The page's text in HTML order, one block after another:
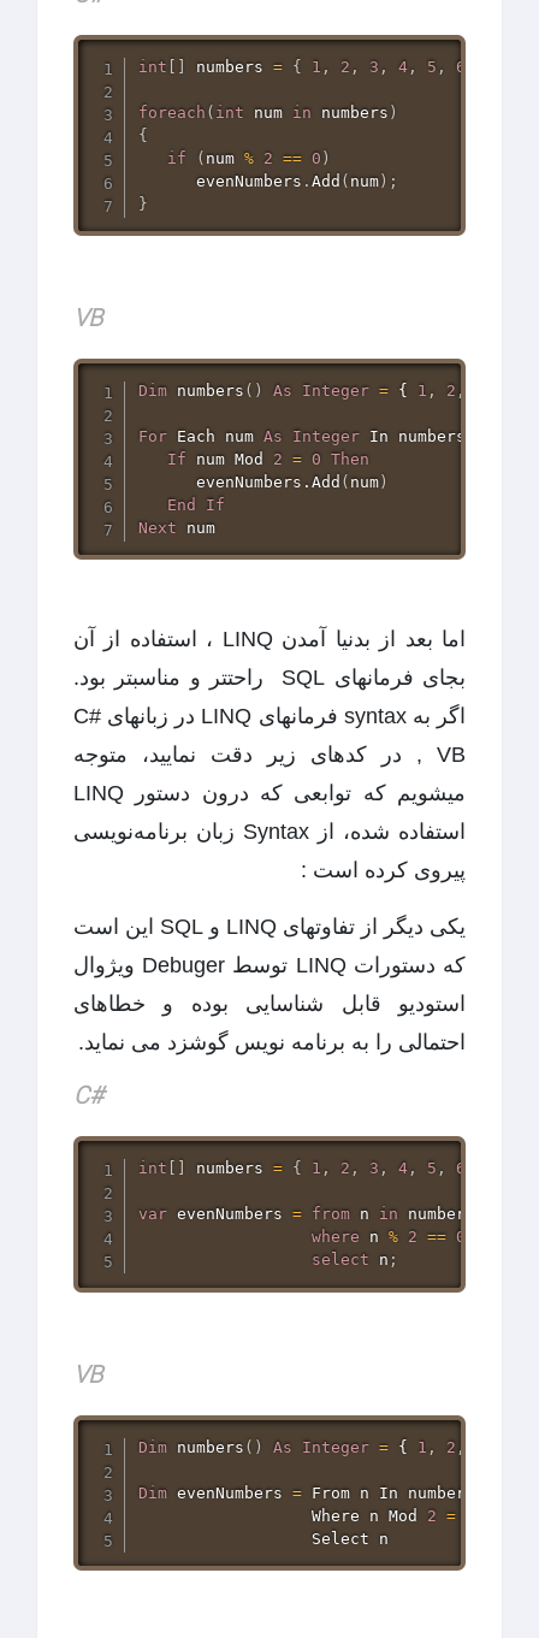
int [ ] numbers = { 1 , 2 , 3 , 4, 5 , 6
foreach ( int num in numbers )
{
if
( num % 2 == 0 )
      evenNumbers
. Add ( num) ;
}
VB
Dim numbers ( ) As Integer = { 1 , 2 ,
For Each num As Integer In numbers
If num Mod 2 = 0 Then
	  evenNumbers.Add
( num)
End
If
Next num
اما بعد از بدنیا آمدن LINQ ، استفاده از آن
بجای فرمانهای SQL راحتتر و مناسبتر بود.
اگر به syntax فرمانهای LINQ در زبانهای C#
, VB در کدهای زیر دقت نمایید، متوجه
میشویم که توابعی که درون دستور LINQ
استفاده شده، از Syntax زبان برنامه‌نویسی
پیروی کرده است :
یکی دیگر از تفاوتهای LINQ و SQL این است
که دستورات LINQ توسط Debuger ویژوال
استودیو قابل شناسایی بوده و خطاهای
احتمالی را به برنامه نویس گوشزد می نماید.
#C
int numbers = { 1 , 2 , 3 , 4, 5 , 6
var evenNumbers = from n in numbers
where n % 2 ==
0
select n ;
VB
Dim numbers ( ) As Integer = { 1 , 2 ,
Dim evenNumbers = From n In numbers
                  Where n
Mod 2 =
Select n